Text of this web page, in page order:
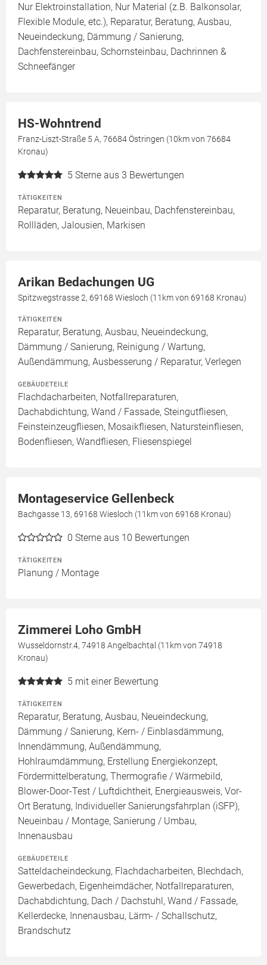
Nur Elektroinstallation, Nur Material (z.B. Balkonsolar,
Flexible Module, etc.), Reparatur, Beratung, Ausbau,
Neueindeckung, Dämmung / Sanierung,
Dachfenstereinbau, Schornsteinbau, Dachrinnen &
Schneefänger
HS-Wohntrend
Franz-Liszt-Straße 5 A, 76684 Östringen (10km von 76684
Kronau)
5 Sterne aus 3 Bewertungen
TÄTIGKEITEN
Reparatur, Beratung, Neueinbau, Dachfenstereinbau,
Rollläden, Jalousien, Markisen
Arikan Bedachungen UG
Spitzwegstrasse 2, 69168 Wiesloch (11km von 69168 Kronau)
TÄTIGKEITEN
Reparatur, Beratung, Ausbau, Neueindeckung,
Dämmung / Sanierung, Reinigung / Wartung,
Außendämmung, Ausbesserung / Reparatur, Verlegen
GEBÄUDETEILE
Flachdacharbeiten, Notfallreparaturen,
Dachabdichtung, Wand / Fassade, Steingutfliesen,
Feinsteinzeugfliesen, Mosaikfliesen, Natursteinfliesen,
Bodenfliesen, Wandfliesen, Fliesenspiegel
Montageservice Gellenbeck
Bachgasse 13, 69168 Wiesloch (11km von 69168 Kronau)
0 Sterne aus 10 Bewertungen
TÄTIGKEITEN
Planung / Montage
Zimmerei Loho GmbH
Wusseldornstr.4, 74918 Angelbachtal (11km von 74918
Kronau)
5 mit einer Bewertung
TÄTIGKEITEN
Reparatur, Beratung, Ausbau, Neueindeckung,
Dämmung / Sanierung, Kern- / Einblasdämmung,
Innendämmung, Außendämmung,
Hohlraumdämmung, Erstellung Energiekonzept,
Fördermittelberatung, Thermografie / Wärmebild,
Blower-Door-Test / Luftdichtheit, Energieausweis, Vor-
Ort Beratung, Individueller Sanierungsfahrplan (iSFP),
Neueinbau / Montage, Sanierung / Umbau,
Innenausbau
GEBÄUDETEILE
Satteldacheindeckung, Flachdacharbeiten, Blechdach,
Gewerbedach, Eigenheimdächer, Notfallreparaturen,
Dachabdichtung, Dach / Dachstuhl, Wand / Fassade,
Kellerdecke, Innenausbau, Lärm- / Schallschutz,
Brandschutz